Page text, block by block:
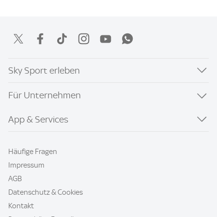
Sky Sport erleben
Für Unternehmen
App & Services
Häufige Fragen
Impressum
AGB
Datenschutz & Cookies
Kontakt